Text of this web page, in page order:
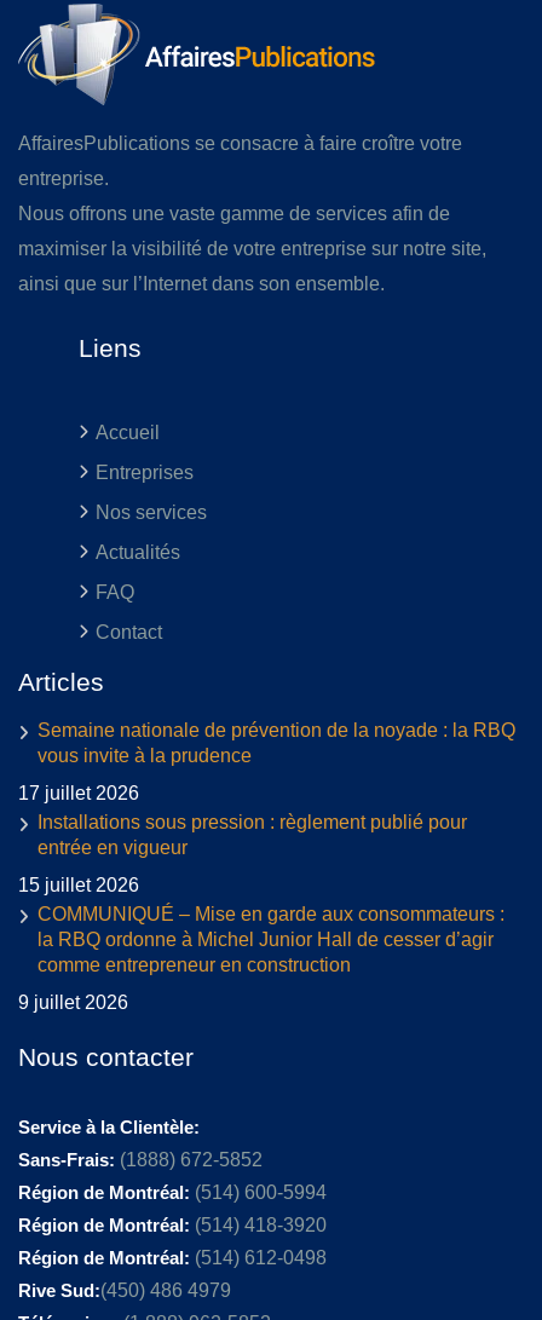
AffairesPublications se consacre à faire croître votre
entreprise.
Nous offrons une vaste gamme de services afin de
maximiser la visibilité de votre entreprise sur notre site,
ainsi que sur l’Internet dans son ensemble.
Liens
Accueil
Entreprises
Nos services
Actualités
FAQ
Contact
Articles
Semaine nationale de prévention de la noyade : la RBQ
vous invite à la prudence
17 juillet 2026
Installations sous pression : règlement publié pour
entrée en vigueur
15 juillet 2026
COMMUNIQUÉ – Mise en garde aux consommateurs :
la RBQ ordonne à Michel Junior Hall de cesser d’agir
comme entrepreneur en construction
9 juillet 2026
Nous contacter
Service à la Clientèle:
Sans-Frais: (1888) 672-5852
Région de Montréal: (514) 600-5994
Région de Montréal: (514) 418-3920
Région de Montréal: (514) 612-0498
Rive Sud:(450) 486 4979